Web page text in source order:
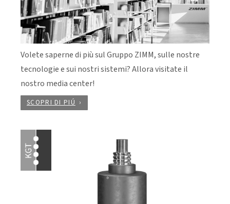
Volete saperne di più sul Gruppo ZIMM, sulle nostre
tecnologie e sui nostri sistemi? Allora visitate il
nostro media center!
SCOPRI DI PIÚ